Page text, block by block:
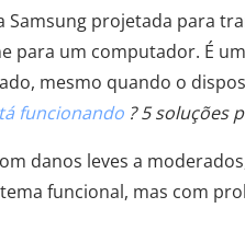
Samsung projetada para
um computador. É
mesmo quando o
funcionando ? 5 soluções
danos leves a
funcional, mas com